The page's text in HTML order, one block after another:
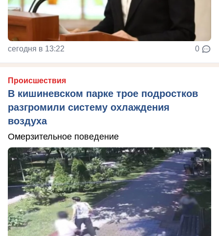
сегодня в 13:22 0
Происшествия
В кишиневском парке трое подростков
разгромили систему охлаждения
воздуха
Омерзительное поведение